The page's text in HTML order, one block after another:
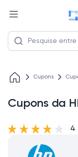
Cupons
Cupons da
4